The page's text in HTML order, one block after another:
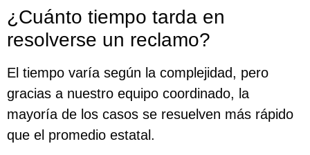
¿Cuánto tiempo tarda en
resolverse un reclamo?
El tiempo varía según la complejidad, pero
gracias a nuestro equipo coordinado, la
mayoría de los casos se resuelven más rápido
que el promedio estatal.